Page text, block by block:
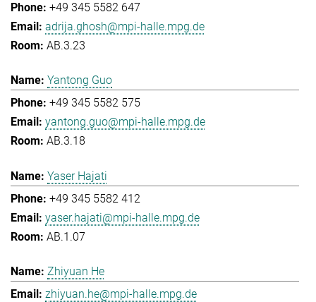
+49 345 5582 647
adrija.ghosh@mpi-halle.mpg.de
AB.3.23
Yantong Guo
+49 345 5582 575
yantong.guo@mpi-halle.mpg.de
AB.3.18
Yaser Hajati
+49 345 5582 412
yaser.hajati@mpi-halle.mpg.de
AB.1.07
Zhiyuan He
zhiyuan.he@mpi-halle.mpg.de